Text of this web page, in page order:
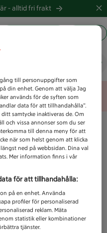
-alltid fri frakt
error
till personuppgifter som
din enhet. Genom att välja Jag
används för de syften som
data för att tillhandahålla”.
samtycke inaktiveras de. Om
och vissa annonser som du ser
till denna meny för att
när som helst genom att klicka
ned på webbsidan. Dina val
Mer information finns i vår
för att tillhandahålla:
på en enhet. Använda
profiler för personaliserad
reklam. Mäta
statistik eller kombinationer
tjänster.